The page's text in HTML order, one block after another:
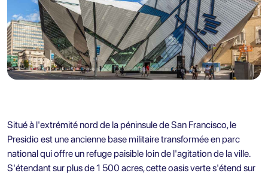
Situé à l'extrémité nord de la péninsule de San Francisco, le
Presidio est une ancienne base militaire transformée en parc
national qui offre un refuge paisible loin de l'agitation de la ville.
S'étendant sur plus de 1 500 acres, cette oasis verte s'étend sur